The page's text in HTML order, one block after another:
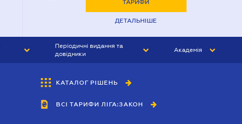
ТАРИФИ
ДЕТАЛЬНІШЕ
Періодичні видання та
довідники
БУХГАЛТЕР&ЗАКОН
ВІСНИК МСФЗ
Академія
КАТАЛОГ РІШЕНЬ
ВСІ ТАРИФИ ЛІГА:ЗАКОН